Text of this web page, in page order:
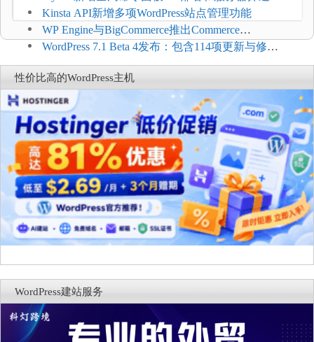
方便
Kinsta API新增多项WordPress站点管理功能
WP Engine与BigCommerce推出Commerce
Connect：WordPress商店可保留前台体验并扩展电
商能力
WordPress 7.1 Beta 4发布：包含114项更新与修
复，仅建议在测试环境体验
性价比高的WordPress主机
WordPress建站服务